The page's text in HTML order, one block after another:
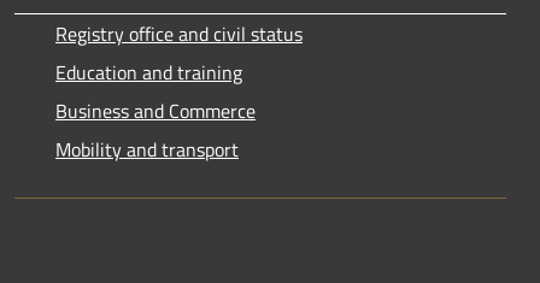
Registry office and civil status
Education and training
Business and Commerce
Mobility and transport